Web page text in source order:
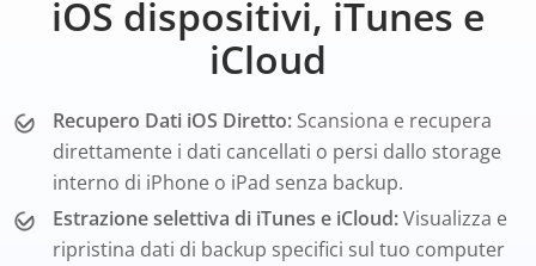
iOS dispositivi, iTunes e
iCloud
Recupero Dati iOS Diretto: Scansiona e recupera
direttamente i dati cancellati o persi dallo storage
interno di iPhone o iPad senza backup.
Estrazione selettiva di iTunes e iCloud:Visualizza e
ripristina dati di backup specifici sul tuo computer